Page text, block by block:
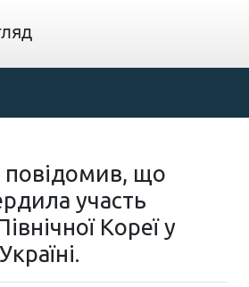
повідомив, що
участь
Кореї у